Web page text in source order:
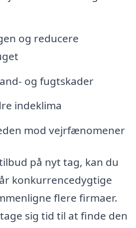
og reducere
og fugtskader
indeklima
mod vejrfænomener
på nyt tag, kan du
konkurrencedygtige
flere firmaer.
sig tid til at finde den